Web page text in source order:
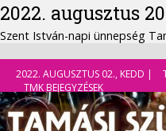
2022. augusztus
Szent István-napi ünnepség
2022. AUGUSZTUS 02., KEDD |
TMK BEJEGYZÉSEK